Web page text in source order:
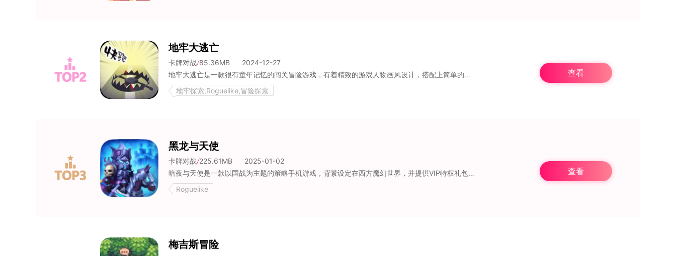
地牢大逃亡
卡牌对战/85.36MB
2024-12-27
地牢大逃亡是一款很有童年记忆的闯关冒险游戏，有着精致的游戏人物画风设计，搭配上简单的操作模式，能够带给玩家一场沉浸式探索冒险逃脱之旅。在游戏里面有着独特的游戏
地牢探索,Roguelike,冒险探索
查看
黑龙与天使
卡牌对战/225.61MB
2025-01-02
暗夜与天使是一款以国战为主题的策略手机游戏，背景设定在西方魔幻世界，并提供VIP特权礼包。玩家将掌控整个小队的战斗，制定战术布局，并融入西方奇幻元素。游戏中玩
Roguelike
查看
梅吉斯冒险